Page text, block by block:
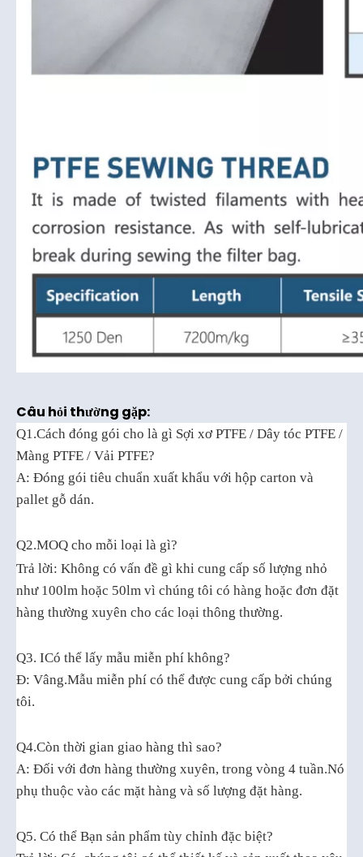
Câu hỏi thường gặp:
Q1.Cách đóng gói cho là gì Sợi xơ PTFE / Dây tóc PTFE /
Màng PTFE / Vải PTFE?
A: Đóng gói tiêu chuẩn xuất khẩu với hộp carton và
pallet gỗ dán.
Q2.MOQ cho mỗi loại là gì?
Trả lời: Không có vấn đề gì khi cung cấp số lượng nhỏ
như 100lm hoặc 50lm vì chúng tôi có hàng hoặc đơn đặt
hàng thường xuyên cho các loại thông thường.
Q3. ICó thể lấy mẫu miễn phí không?
Đ: Vâng.Mẫu miễn phí có thể được cung cấp bởi chúng
tôi.
Q4.Còn thời gian giao hàng thì sao?
A: Đối với đơn hàng thường xuyên, trong vòng 4 tuần.Nó
phụ thuộc vào các mặt hàng và số lượng đặt hàng.
Q5. Có thể Bạn sản phẩm tùy chỉnh đặc biệt?